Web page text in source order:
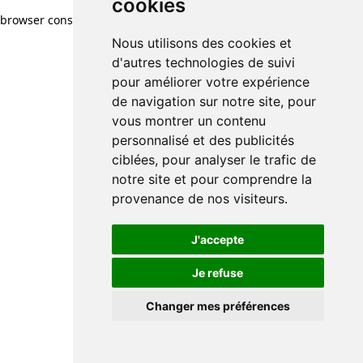
cookies
Nous utilisons des cookies et
d'autres technologies de suivi
pour améliorer votre expérience
de navigation sur notre site, pour
vous montrer un contenu
personnalisé et des publicités
ciblées, pour analyser le trafic de
notre site et pour comprendre la
provenance de nos visiteurs.
J'accepte
Je refuse
Changer mes préférences
browser console for more information)